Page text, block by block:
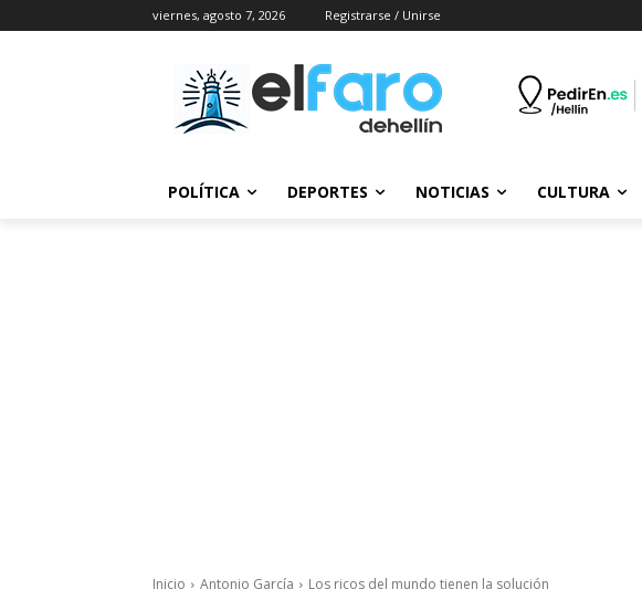
viernes, agosto 7, 2026 Registrarse / Unirse
POLÍTICA DEPORTES NOTICIAS CULTURA
Inicio Antonio García Los ricos del mundo tienen la solución